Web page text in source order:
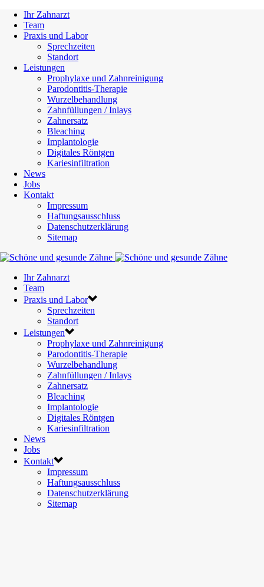
Ihr Zahnarzt
Team
Praxis und Labor
Sprechzeiten
Standort
Leistungen
Prophylaxe und Zahnreinigung
Parodontitis-Therapie
Wurzelbehandlung
Zahnfüllungen / Inlays
Zahnersatz
Bleaching
Implantologie
Digitales Röntgen
Kariesinfiltration
News
Jobs
Kontakt
Impressum
Haftungsausschluss
Datenschutzerklärung
Sitemap
Ihr Zahnarzt
Team
Praxis und Labor
Sprechzeiten
Standort
Leistungen
Prophylaxe und Zahnreinigung
Parodontitis-Therapie
Wurzelbehandlung
Zahnfüllungen / Inlays
Zahnersatz
Bleaching
Implantologie
Digitales Röntgen
Kariesinfiltration
News
Jobs
Kontakt
Impressum
Haftungsausschluss
Datenschutzerklärung
Sitemap